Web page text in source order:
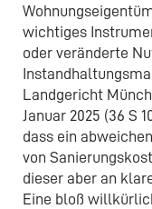
wichtiges
oder veränderte
Landgericht
Januar 2025 (36 S
dass ein
von
dieser aber an
Eine bloß